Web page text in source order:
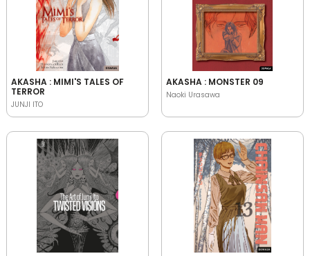
AKASHA : MIMI'S TALES OF
TERROR
JUNJI ITO
AKASHA : MONSTER 09
Naoki Urasawa